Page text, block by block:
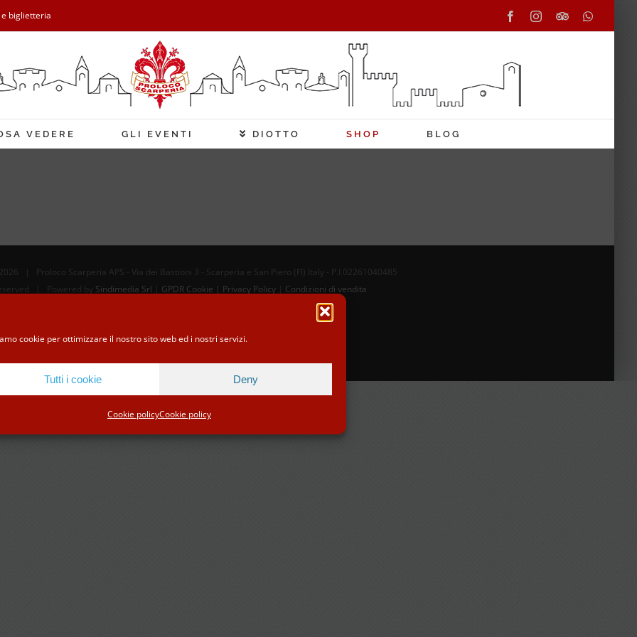
cookie per ottimizzare il nostro sito web ed i nostri servizi.
Tutti i cookie Deny
Cookie policyCookie policy
biglietteria FacebookInstagramTripadvisor
VEDERE GLI EVENTI DIOTTO SHOP BLOG
| Proloco Scarperia APS - Via dei Bastioni 3 - Scarperia e San Piero (FI) Italy - P.I 02261040485
| Powered by Sindimedia Srl GPDR Cookie | Privacy Policy Condizioni di vendita